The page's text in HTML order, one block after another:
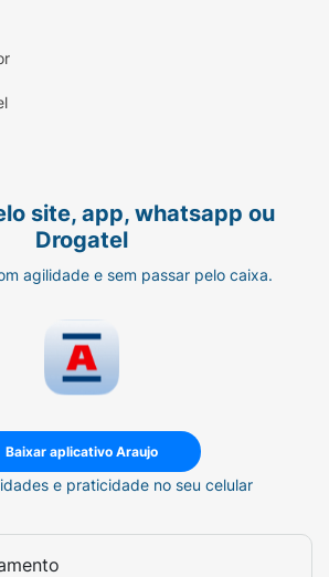
site, app, whatsapp ou
Drogatel
agilidade e sem passar pelo caixa.
Baixar aplicativo Araujo
e praticidade no seu celular